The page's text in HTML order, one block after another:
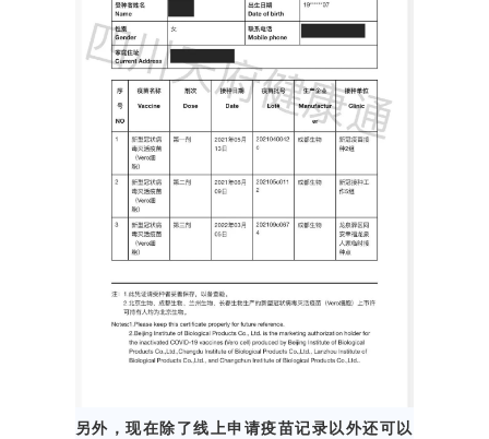
另外，现在除了线上申请疫苗记录以外还可以